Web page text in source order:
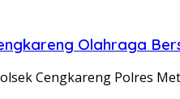
Olahraga
Cengkareng Polres